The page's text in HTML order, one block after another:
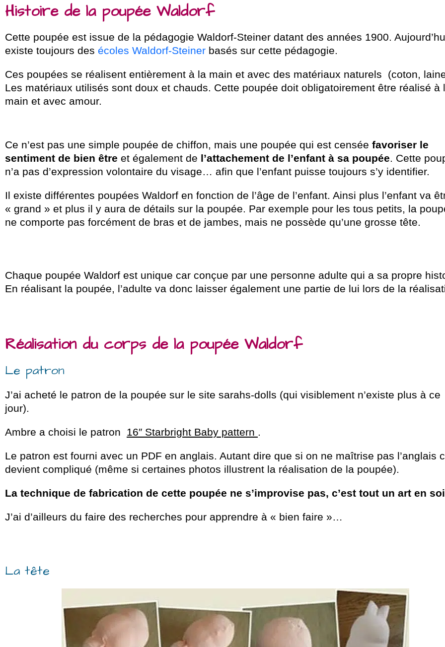
Histoire de la poupée Waldorf
Cette poupée est issue de la pédagogie Waldorf-Steiner datant des années 1900.
existe toujours des écoles Waldorf-Steiner basés sur cette pédagogie.
Ces poupées se réalisent entièrement à la main et avec des matériaux naturels (coton,
Les matériaux utilisés sont doux et chauds. Cette poupée doit obligatoirement être réalisé à
main et avec amour.
Ce n’est pas une simple poupée de chiffon, mais une poupée qui est censée favoriser le
sentiment de bien être et également de l’attachement de l’enfant à sa poupée. Cette
n’a pas d’expression volontaire du visage… afin que l’enfant puisse toujours s’y identifier.
Il existe différentes poupées Waldorf en fonction de l’âge de l’enfant. Ainsi plus l’enfant va
« grand » et plus il y aura de détails sur la poupée. Par exemple pour les tous petits, la
ne comporte pas forcément de bras et de jambes, mais ne possède qu’une grosse tête.
Chaque poupée Waldorf est unique car conçue par une personne adulte qui a sa propre
En réalisant la poupée, l’adulte va donc laisser également une partie de lui lors de la
Réalisation du corps de la poupée Waldorf
Le patron
J’ai acheté le patron de la poupée sur le site sarahs-dolls (qui visiblement n’existe plus à ce
jour).
Ambre a choisi le patron 16″ Starbright Baby pattern .
Le patron est fourni avec un PDF en anglais. Autant dire que si on ne maîtrise pas l’anglais
devient compliqué (même si certaines photos illustrent la réalisation de la poupée).
La technique de fabrication de cette poupée ne s’improvise pas, c’est tout un art en soi
J’ai d’ailleurs du faire des recherches pour apprendre à « bien faire »…
La tête